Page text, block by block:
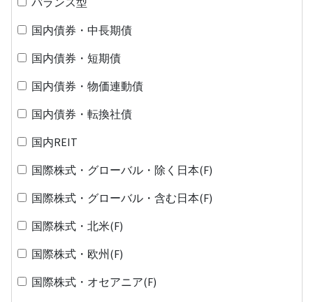
国内債券・中長期債
国内債券・短期債
国内債券・物価連動債
国内債券・転換社債
国内REIT
国際株式・グローバル・除く日本(F)
国際株式・グローバル・含む日本(F)
国際株式・北米(F)
国際株式・欧州(F)
国際株式・オセアニア(F)